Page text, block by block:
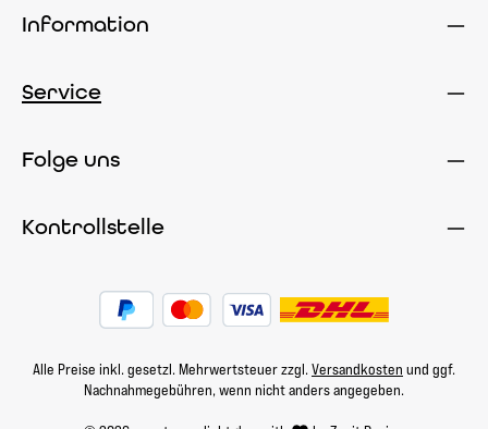
Information
Service
Folge uns
Kontrollstelle
Alle Preise inkl. gesetzl. Mehrwertsteuer zzgl. Versandkosten und ggf.
Nachnahmegebühren, wenn nicht anders angegeben.